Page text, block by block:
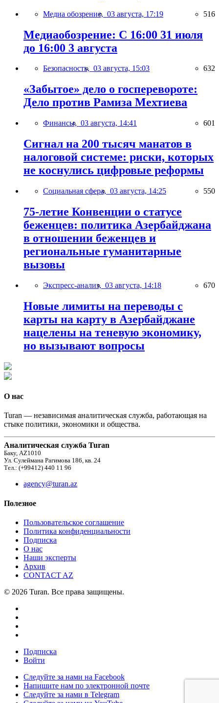
Медиа обозрение, 03 августа, 17:19 516
Медиаобозрение: С 16:00 31 июля
до 16:00 3 августа
Безопасность, 03 августа, 15:03 632
«Забытое» дело о госперевороте:
Дело против Рамиза Мехтиева
Финансы, 03 августа, 14:41 601
Сигнал на 200 тысяч манатов в
налоговой системе: риски, которых
не коснулись цифровые реформы
Социальная сфера, 03 августа, 14:25 550
75-летие Конвенции о статусе
беженцев: политика Азербайджана
в отношении беженцев и
региональные гуманитарные
вызовы
Экспресс-анализ, 03 августа, 14:18 670
Новые лимиты на переводы с
карты на карту в Азербайджане
нацелены на теневую экономику,
но вызывают вопросы
О нас
Turan — независимая аналитическая служба, работающая на
стыке политики, экономики и общества.
Аналитическая служба Turan
Баку, AZ1010
Ул. Сулеймана Рагимова 186, кв. 24
Тел.: (+99412) 440 11 96
agency@turan.az
Полезное
Пользовательское соглашение
Политика конфиденциальности
Подписка
О нас
Наши эксперты
Архив
CONTACT AZ
© 2026 Turan. Все права защищены.
Подписка
Войти
Следуйте за нами на Facebook
Напишите нам по электронной почте
Следуйте за нами в Telegram